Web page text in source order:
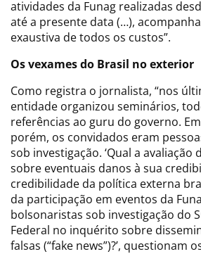
atividades da Funag realizadas
até a presente data (…),
exaustiva de todos os custos”.
Os vexames do Brasil no exterior
Como registra o jornalista, “nos
entidade organizou seminários,
referências ao guru do governo.
porém, os convidados eram
sob investigação. ‘Qual a
sobre eventuais danos à sua
credibilidade da política externa
da participação em eventos da
bolsonaristas sob investigação do
Federal no inquérito sobre
falsas (“fake news”)?’, questionam